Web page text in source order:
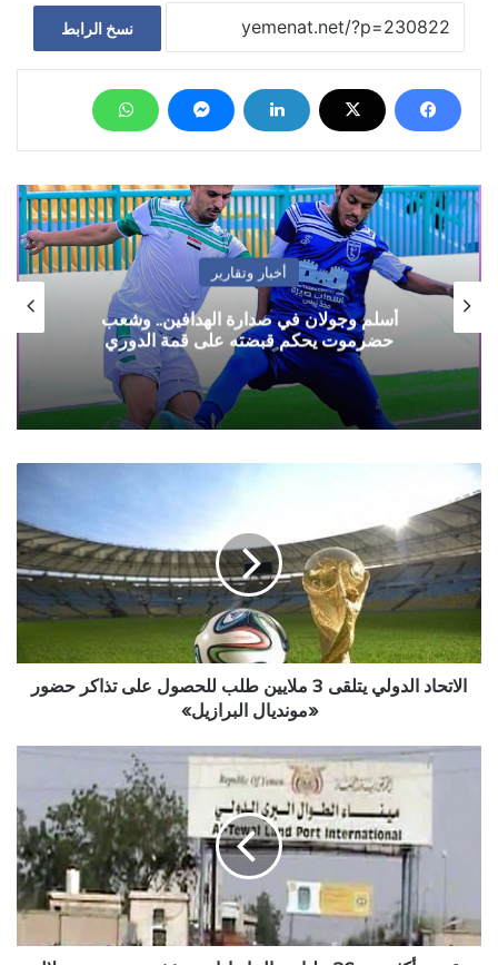
نسخ الرابط
أخبار وتقارير
أسلم وجولان في صدارة الهدافين.. وشعب
حضرموت يحكم قبضته على قمة الدوري
الاتحاد
الدولي
يتلقى
3
ملايين
طلب
للحصول
على
تذاكر
حضور
الاتحاد الدولي يتلقى 3 ملايين طلب للحصول على تذاكر حضور
«مونديال البرازيل»
منفذ
حرض